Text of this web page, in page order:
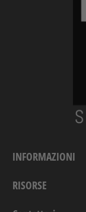
INFORMAZIONI
RISORSE